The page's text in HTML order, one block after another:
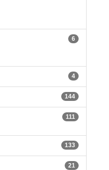
6
4
144
111
133
21